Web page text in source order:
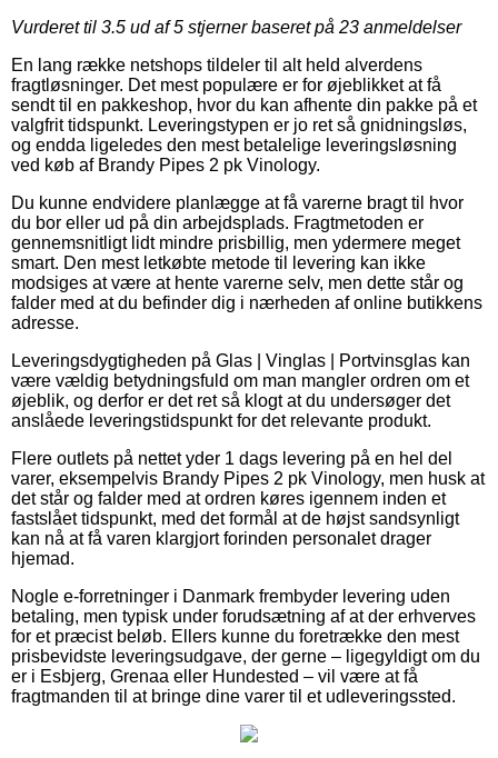
Vurderet til 3.5 ud af 5 stjerner baseret på 23 anmeldelser
En lang række netshops tildeler til alt held alverdens
fragtløsninger. Det mest populære er for øjeblikket at få
sendt til en pakkeshop, hvor du kan afhente din pakke på et
valgfrit tidspunkt. Leveringstypen er jo ret så gnidningsløs,
og endda ligeledes den mest betalelige leveringsløsning
ved køb af Brandy Pipes 2 pk Vinology.
Du kunne endvidere planlægge at få varerne bragt til hvor
du bor eller ud på din arbejdsplads. Fragtmetoden er
gennemsnitligt lidt mindre prisbillig, men ydermere meget
smart. Den mest letkøbte metode til levering kan ikke
modsiges at være at hente varerne selv, men dette står og
falder med at du befinder dig i nærheden af online butikkens
adresse.
Leveringsdygtigheden på Glas | Vinglas | Portvinsglas kan
være vældig betydningsfuld om man mangler ordren om et
øjeblik, og derfor er det ret så klogt at du undersøger det
anslåede leveringstidspunkt for det relevante produkt.
Flere outlets på nettet yder 1 dags levering på en hel del
varer, eksempelvis Brandy Pipes 2 pk Vinology, men husk at
det står og falder med at ordren køres igennem inden et
fastslået tidspunkt, med det formål at de højst sandsynligt
kan nå at få varen klargjort forinden personalet drager
hjemad.
Nogle e-forretninger i Danmark frembyder levering uden
betaling, men typisk under forudsætning af at der erhverves
for et præcist beløb. Ellers kunne du foretrække den mest
prisbevidste leveringsudgave, der gerne – ligegyldigt om du
er i Esbjerg, Grenaa eller Hundested – vil være at få
fragtmanden til at bringe dine varer til et udleveringssted.